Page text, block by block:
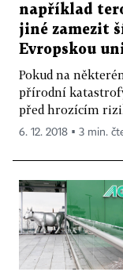
například
jiné zamezit
Evropskou
Pokud na
přírodní
před hrozícím
6. 12. 2018 ▪ 3 min.